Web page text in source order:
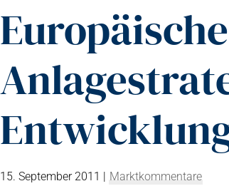
15. September 2011 | Marktkommentare